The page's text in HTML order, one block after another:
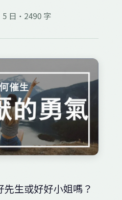
日 · 2490 字
生或好好小姐嗎？